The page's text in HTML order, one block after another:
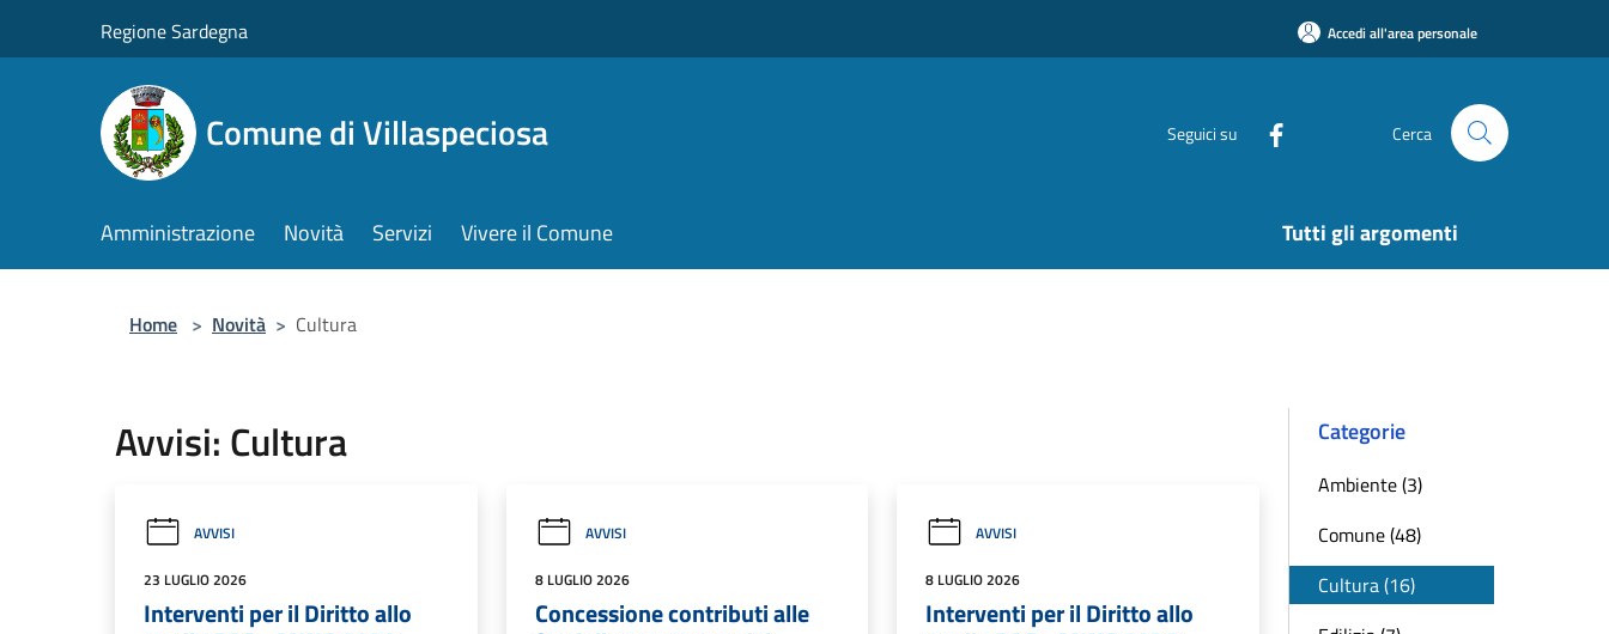
Regione Sardegna Accedi all'area personale
Comune di Villaspeciosa Seguici su Cerca
Amministrazione Novità Servizi Vivere il Comune Tutti gli argomenti
Home > Novità > Cultura
Avvisi: Cultura
AVVISI
23 LUGLIO 2026
Interventi per il Diritto allo
AVVISI
8 LUGLIO 2026
Concessione contributi alle
AVVISI
8 LUGLIO 2026
Interventi per il Diritto allo
Categorie
Ambiente (3)
Comune (48)
Cultura (16)